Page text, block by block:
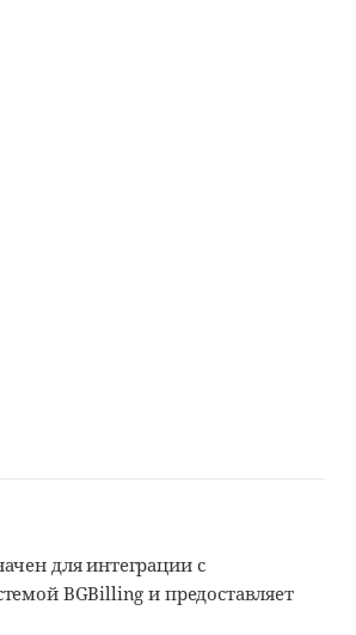
для интеграции с
BGBilling и предоставляет